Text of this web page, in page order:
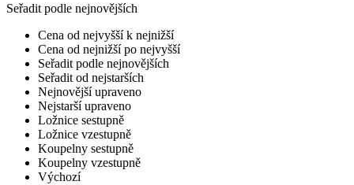
Seřadit podle nejnovějších
Cena od nejvyšší k nejnižší
Cena od nejnižší po nejvyšší
Seřadit podle nejnovějších
Seřadit od nejstarších
Nejnovější upraveno
Nejstarší upraveno
Ložnice sestupně
Ložnice vzestupně
Koupelny sestupně
Koupelny vzestupně
Výchozí